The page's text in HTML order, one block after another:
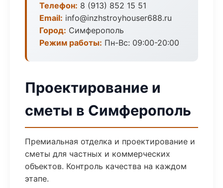
Телефон: 8 (913) 852 15 51
Email: info@inzhstroyhouser688.ru
Город: Симферополь
Режим работы: Пн-Вс: 09:00-20:00
Проектирование и
сметы в Симферополь
Премиальная отделка и проектирование и
сметы для частных и коммерческих
объектов. Контроль качества на каждом
этапе.